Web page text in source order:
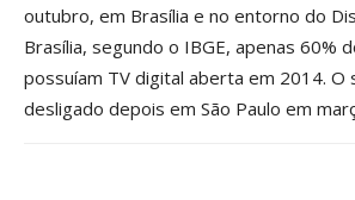
outubro, em Brasília e no entorno do
Brasília, segundo o IBGE, apenas 60%
possuíam TV digital aberta em 2014. O
desligado depois em São Paulo em